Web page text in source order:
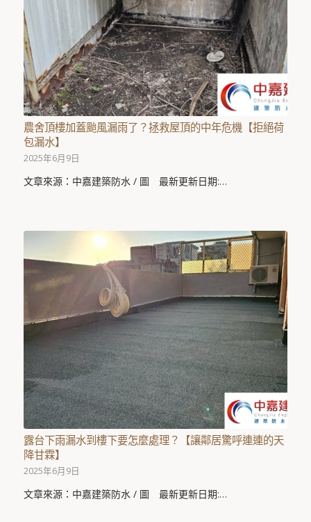
農舍頂樓加蓋颱風漏雨了？拯救屋頂的中年危機【拒絕荷
包漏水】
2025年6月9日
文章來源：中嘉建築防水 / 圖 最新更新日期:…
露台下雨漏水到樓下要怎麼處理？【讓鄰居驚呼連連的天
降甘霖】
2025年6月9日
文章來源：中嘉建築防水 / 圖 最新更新日期:…